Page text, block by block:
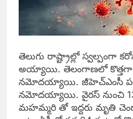
తెలుగు రాష్ట్రాల్లో స్వల్పంగా
అయ్యాయి. తెలంగాణలో కొత్తగా
నమోదయ్యాయి. జీహెచ్ఎంసీ
నమోదయ్యాయి. వైరస్ నుంచి
మహమ్మరి తో ఇద్దరు మృతి